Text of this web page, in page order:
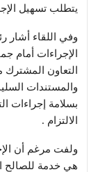
يتطلب تسهيل
وفي اللقاء
الإجراءات أمام
التعاون المشترك
والمستندات
بسلامة إجراءات
الالتزام .
ولفت مرغم أن
هي خدمة للصالح